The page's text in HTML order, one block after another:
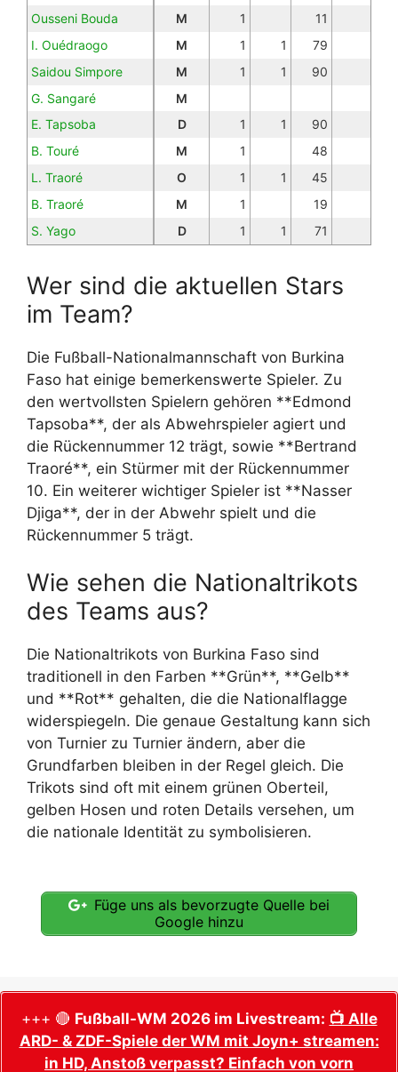
Ousseni Bouda
M 1
11
I. Ouédraogo
M 1 1
79
Saidou Simpore
M 1 1
90
G. Sangaré
M
E. Tapsoba
D 1 1
90
B. Touré
M 1
48
L. Traoré
O 1 1
45
B. Traoré
M 1
19
S. Yago
D 1 1 71
Wer sind die aktuellen Stars
im Team?
Die Fußball-Nationalmannschaft von Burkina
Faso hat einige bemerkenswerte Spieler. Zu
den wertvollsten Spielern gehören **Edmond
Tapsoba**, der als Abwehrspieler agiert und
die Rückennummer 12 trägt, sowie **Bertrand
Traoré**, ein Stürmer mit der Rückennummer
10. Ein weiterer wichtiger Spieler ist **Nasser
Djiga**, der in der Abwehr spielt und die
Rückennummer 5 trägt.
Wie sehen die Nationaltrikots
des Teams aus?
Die Nationaltrikots von Burkina Faso sind
traditionell in den Farben **Grün**, **Gelb**
und **Rot** gehalten, die die Nationalflagge
widerspiegeln. Die genaue Gestaltung kann sich
von Turnier zu Turnier ändern, aber die
Grundfarben bleiben in der Regel gleich. Die
Trikots sind oft mit einem grünen Oberteil,
gelben Hosen und roten Details versehen, um
die nationale Identität zu symbolisieren.
Füge uns als bevorzugte Quelle bei
Google hinzu
+++ 🔴 Fußball-WM 2026 im Livestream: 📺 Alle
ARD- & ZDF-Spiele der WM mit Joyn+ streamen:
in HD, Anstoß verpasst? Einfach von vorn